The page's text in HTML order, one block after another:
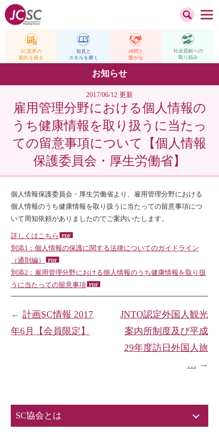
SC業界の
動向を探る
知見と
スキルを磨く
仲間と
繋がる
社会貢献への
取り組み
お知らせ
2017/06/12 更新
雇用管理分野における個人情報の
うち健康情報を取り扱うに当たっ
ての留意事項について【個人情報
保護委員会・厚生労働省】
個人情報保護委員会・厚生労働省より、雇用管理分野における
個人情報のうち健康情報を取り扱うに当たっての留意事項につ
いて周知依頼がありましたのでご案内いたします。
詳しくはこちら
別添1：個人情報の保護に関する法律についてのガイドライン
（通則編）
別添2：雇用管理分野における個人情報のうち健康情報を取り扱
うに当たっての留意事項
JNTO認定外国人観光
案内所制度及び平成
29年度訪日外国人旅
… →
←計画SC情報 2017
年6月【会員限定】
SC協会とは